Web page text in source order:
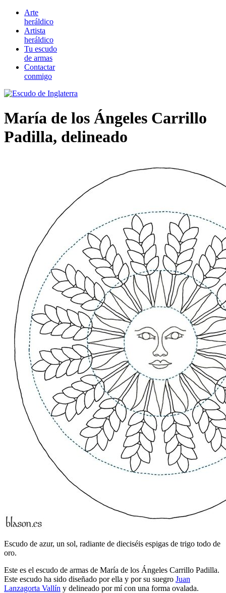
Arte
heráldico
Artista
heráldico
Tu escudo
de armas
Contactar
conmigo
María de los Ángeles Carrillo
Padilla, delineado
Escudo de azur, un sol, radiante de dieciséis espigas de trigo todo de
oro.
Este es el escudo de armas de María de los Ángeles Carrillo Padilla.
Este escudo ha sido diseñado por ella y por su suegro Juan
Lanzagorta Vallín y delineado por mí con una forma ovalada.